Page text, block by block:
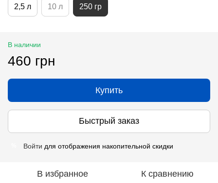
2,5 л 10 л 250 гр
В наличии
460 грн
Купить
Быстрый заказ
Войти для отображения накопительной скидки
В избранное К сравнению